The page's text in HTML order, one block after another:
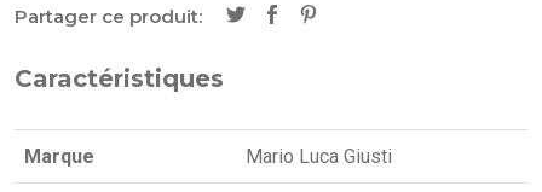
Partager ce produit:
Caractéristiques
Marque Mario Luca Giusti